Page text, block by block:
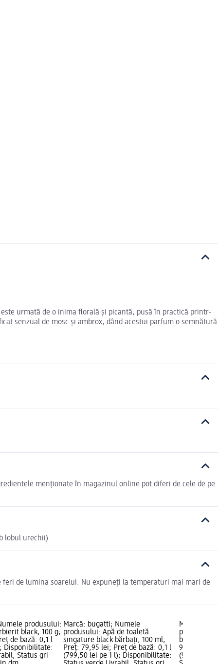
urmată de o inima florală și picantă, pusă în practică printr-
senzual de mosc și ambrox, dând acestui parfum o semnătură
Ingredientele menționate în magazinul online pot diferi de cele de pe
lobul urechii)
de lumina soarelui. Nu expuneți la temperaturi mai mari de
produsului:
black, 100 g;
de bază: 0,1 l
Disponibilitate:
Status gri
Marcă: bugatti; Numele
produsului: Apă de toaletă
singature black bărbați, 100 ml;
Preț: 79,95 lei; Preț de bază: 0,1 l
(799,50 lei pe 1 l); Disponibilitate:
Marcă:
produsului:
bărbați
99,95 lei;
(999,50 lei